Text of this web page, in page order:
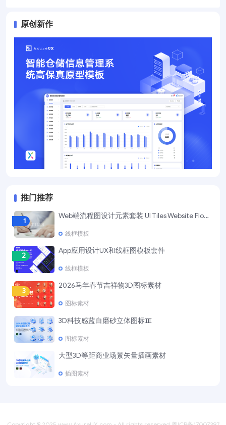
原创新作
推门推荐
1
Web端流程图设计元素套装 UI Tiles Website Flowcharts
线框模板
2
App应用设计UX和线框图模板套件
线框模板
3
2026马年春节吉祥物3D图标素材
图标素材
4
3D科技感蓝白磨砂立体图标Ⅲ
图标素材
5
大型3D等距商业场景矢量插画素材
插图素材